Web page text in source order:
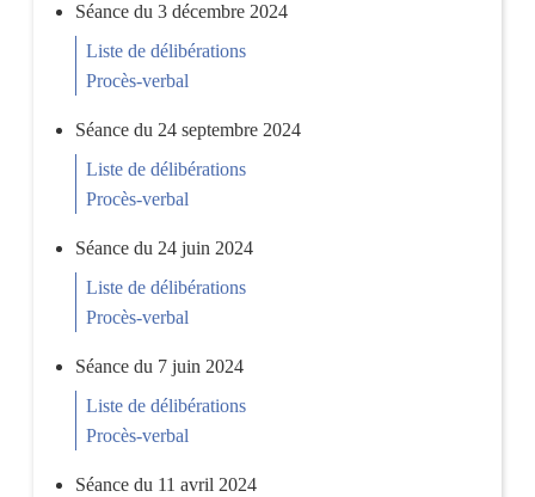
Séance du 3 décembre 2024
Liste de délibérations
Procès-verbal
Séance du 24 septembre 2024
Liste de délibérations
Procès-verbal
Séance du 24 juin 2024
Liste de délibérations
Procès-verbal
Séance du 7 juin 2024
Liste de délibérations
Procès-verbal
Séance du 11 avril 2024